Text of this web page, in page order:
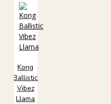
kurv
Kong
Ballistic
Vibez
Llama